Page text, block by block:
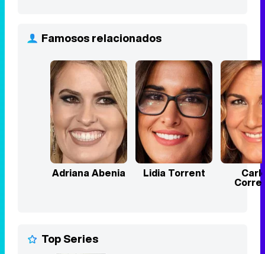
Famosos relacionados
Adriana Abenia Lidia Torrent
Top Series